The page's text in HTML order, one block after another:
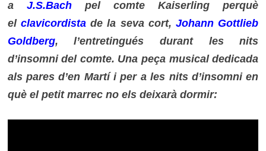
a J.S.Bachpel comte Kaiserling perquè
el clavicordista de la seva cort, Johann Gottlieb
Goldberg, l’entretingués durant les nits
d’insomni del comte. Una peça musical dedicada
als pares d’en Martí i per a les nits d’insomni en
què el petit marrec no els deixarà dormir: